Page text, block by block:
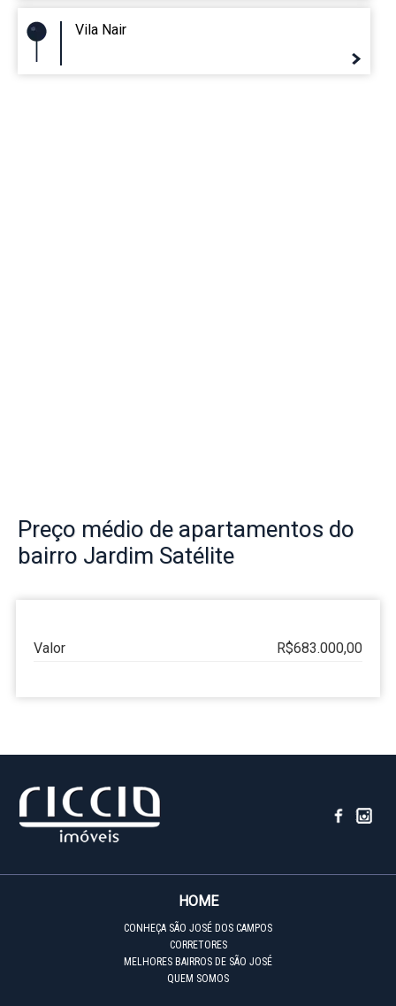
Vila Nair
Preço médio de apartamentos do
bairro Jardim Satélite
Valor R$683.000,00
HOME
CONHEÇA SÃO JOSÉ DOS CAMPOS
CORRETORES
MELHORES BAIRROS DE SÃO JOSÉ
QUEM SOMOS